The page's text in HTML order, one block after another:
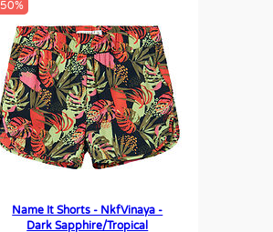
50%
Name It Shorts - NkfVinaya -
Dark Sapphire/Tropical